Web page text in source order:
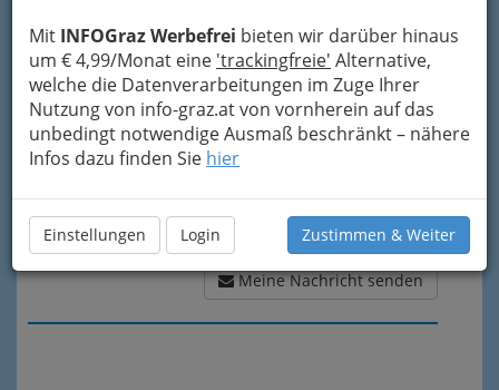
Mit INFOGraz Werbefrei bieten wir darüber hinaus
um € 4,99/Monat eine 'trackingfreie' Alternative,
welche die Datenverarbeitungen im Zuge Ihrer
Nutzung von info-graz.at von vornherein auf das
unbedingt notwendige Ausmaß beschränkt – nähere
Infos dazu finden Sie hier
Einstellungen Login Zustimmen & Weiter
Meine Nachricht senden